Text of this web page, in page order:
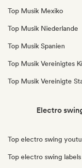
Top Musik Mexiko
Top Musik Niederlande
Top Musik Spanien
Top Musik Vereinigtes
Top Musik Vereinigte
Electro
Top electro swing
Top electro swing labels